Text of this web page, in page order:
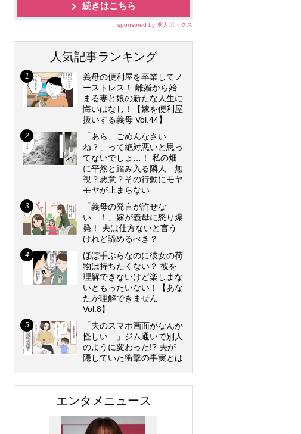
続きはこちら
sponsored by 求人ボックス
人気記事ランキング
義母の便利屋を卒業してノ
ーストレス！ 離婚から始
まる妻と娘の新たな人生に
悔いはなし！【嫁を便利屋
扱いする義母 Vol.44】
「あら、ごめんなさい
ね？」って絶対悪いと思っ
てないでしょ…！ 私の畑
に平然と踏み入る隣人…無
視？悪意？その行動にモヤ
モヤが止まらない
「義母の発言が許せな
い…！」嫁が義母に怒り爆
発！ 夫は仕方ないと言う
けれど諦めるべき？
ほぼ手ぶらなのに彼女の荷
物は持ちたくない？ 彼を
理解できないけど楽しまな
いともったいない！【あな
たが理解できません
Vol.8】
「夫のスマホ画面がなんか
怪しい…」ジム通いで別人
のように変わった!? 夫が
隠していた衝撃の事実とは
エンタメニュース